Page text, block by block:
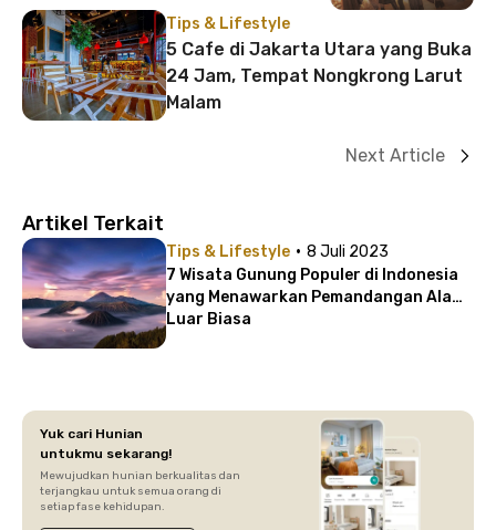
Tips & Lifestyle
5 Cafe di Jakarta Utara yang Buka
24 Jam, Tempat Nongkrong Larut
Malam
Next Article
Artikel Terkait
Tips & Lifestyle · 8 Juli 2023
7 Wisata Gunung Populer di Indonesia
yang Menawarkan Pemandangan Alam
Luar Biasa
Yuk cari Hunian
untukmu sekarang!
Mewujudkan hunian berkualitas dan
terjangkau untuk semua orang di
setiap fase kehidupan.